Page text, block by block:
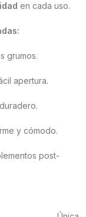
en cada uso.
grumos.
apertura.
y cómodo.
post-